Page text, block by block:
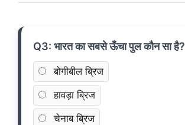
Q3: भारत का सबसे ऊँचा पुल कौन सा है?
बोगीबील ब्रिज
हावड़ा ब्रिज
चेनाब ब्रिज